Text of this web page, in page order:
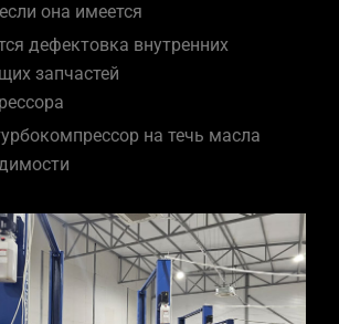
она имеется
дефектовка внутренних
запчастей
на течь масла